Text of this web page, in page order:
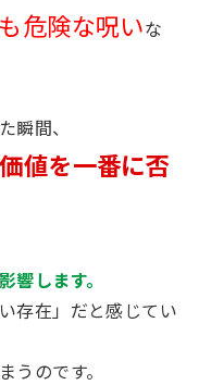
危険な呪いな
瞬間、
値を一番に否
響します。
存在」だと感じてい
うのです。